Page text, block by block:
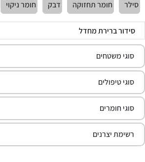
סילר חומר תחזוקה דבק חומר ניקוי
סוגי משטחים
סוגי טיפולים
סוגי חומרים
רשימת יצרנים